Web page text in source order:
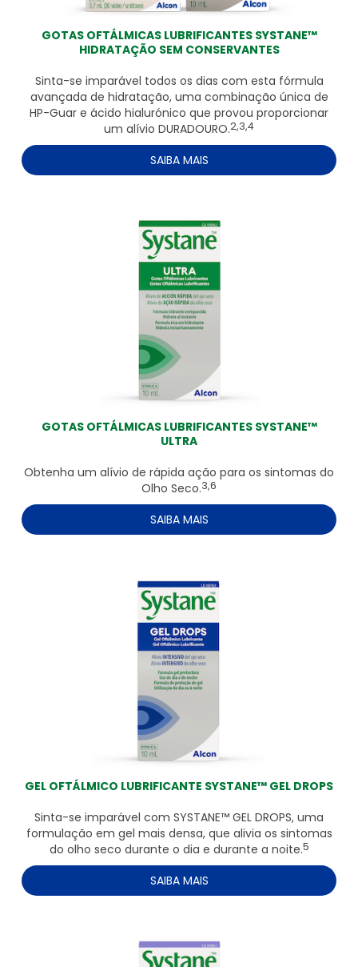
GOTAS OFTÁLMICAS LUBRIFICANTES SYSTANE™
HIDRATAÇÃO SEM CONSERVANTES
Sinta-se imparável todos os dias com esta fórmula
avançada de hidratação, uma combinação única de
HP-Guar e ácido hialurónico que provou proporcionar
um alívio DURADOURO.2,3,4
SAIBA MAIS
GOTAS OFTÁLMICAS LUBRIFICANTES SYSTANE™
ULTRA
Obtenha um alívio de rápida ação para os sintomas do
Olho Seco.3,6
SAIBA MAIS
GEL OFTÁLMICO LUBRIFICANTE SYSTANE™ GEL DROPS
Sinta-se imparável com SYSTANE™ GEL DROPS, uma
formulação em gel mais densa, que alivia os sintomas
do olho seco durante o dia e durante a noite.5
SAIBA MAIS